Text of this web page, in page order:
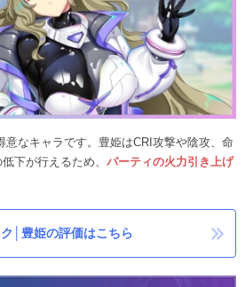
意なキャラです。豊姫はCRI攻撃や陰攻、命
下が行えるため、 パーティの火力引き上げ
│豊姫の評価はこちら